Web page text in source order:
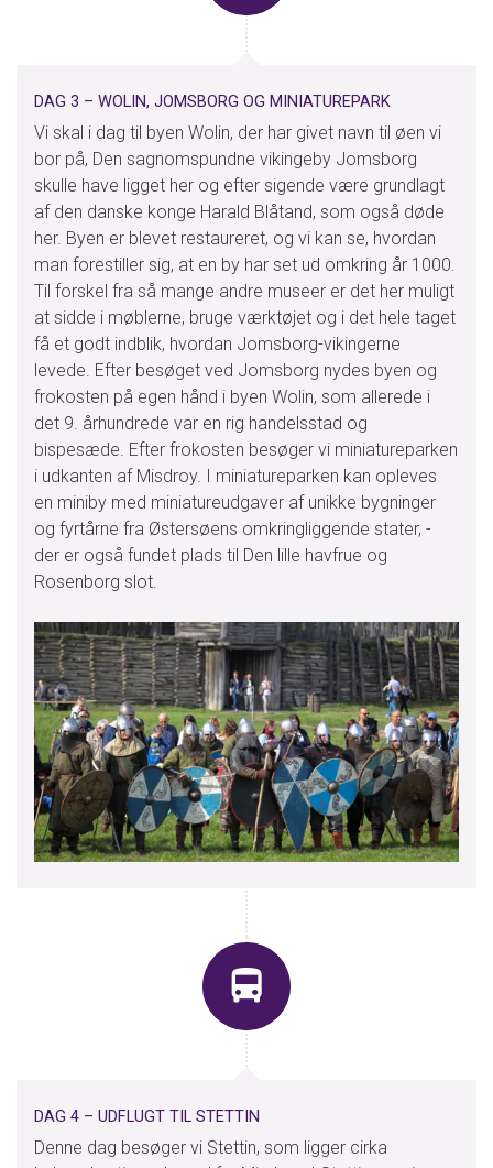
DAG 3 – WOLIN, JOMSBORG OG MINIATUREPARK
Vi skal i dag til byen Wolin, der har givet navn til øen vi
bor på, Den sagnomspundne vikingeby Jomsborg
skulle have ligget her og efter sigende være grundlagt
af den danske konge Harald Blåtand, som også døde
her. Byen er blevet restaureret, og vi kan se, hvordan
man forestiller sig, at en by har set ud omkring år 1000.
Til forskel fra så mange andre museer er det her muligt
at sidde i møblerne, bruge værktøjet og i det hele taget
få et godt indblik, hvordan Jomsborg-vikingerne
levede. Efter besøget ved Jomsborg nydes byen og
frokosten på egen hånd i byen Wolin, som allerede i
det 9. århundrede var en rig handelsstad og
bispesæde. Efter frokosten besøger vi miniatureparken
i udkanten af Misdroy. I miniatureparken kan opleves
en miniby med miniatureudgaver af unikke bygninger
og fyrtårne fra Østersøens omkringliggende stater, -
der er også fundet plads til Den lille havfrue og
Rosenborg slot.
DAG 4 – UDFLUGT TIL STETTIN
Denne dag besøger vi Stettin, som ligger cirka